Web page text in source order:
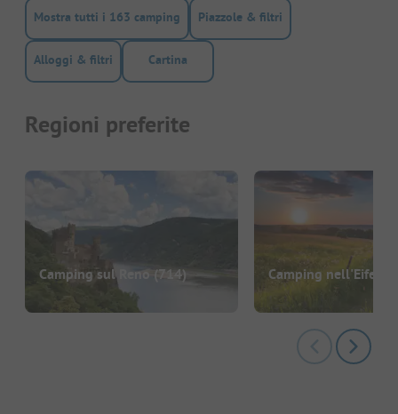
Mostra tutti i 163 camping Piazzole & filtri
Alloggi & filtri Cartina
Regioni preferite
Camping sul Reno (714) Camping nell'Eifel